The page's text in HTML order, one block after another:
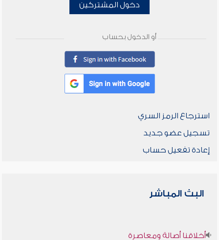
دخول المشتركين
أو الدخول بحساب
استرجاع الرمز السري
تسجيل عضو جديد
إعادة تفعيل حساب
البث المباشر
أخلاقنا أصالة ومعاصرة